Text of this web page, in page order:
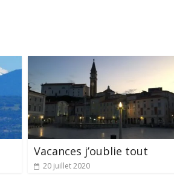
Vacances j’oublie tout
20 juillet 2020